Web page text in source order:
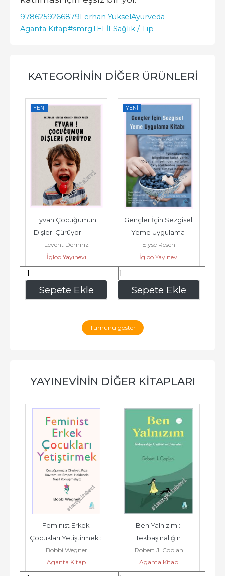
9786259266879Ferhan YükselAyurveda -
Aganta Kitap#smrgTELİFSağlık / Tıp
KATEGORININ DIĞER ÜRÜNLERI
YENI
Sepete Ekle
Eyvah Çocuğumun
Dişleri Çürüyor -
2026
Levent Demiriz
İgloo Yayınevi
270,00
YENI
Sepete Ekle
Gençler İçin Sezgisel
Yeme Uygulama
Kitabı -         2025
Elyse Resch
İgloo Yayınevi
405,00
Tümünü göster
YAYINEVININ DIĞER KITAPLARI
Feminist Erkek
Çocukları Yetiştirmek :
Çocuğumuzla Cinsiyet
Rıza Kavramı...
Bobbi Wegner
Aganta Kitap
Ben Yalnızım :
Tekbaşınalığın
Cazibesi ve Çıkmazları
-
Robert J. Coplan
Aganta Kitap